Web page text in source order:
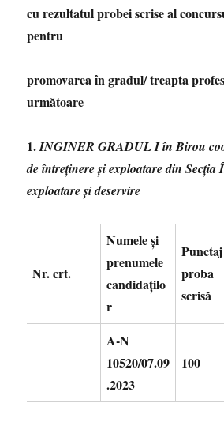
cu rezultatul probei scrise al
pentru
promovarea în gradul/ treapta
următoare
1.INGINER GRADUL I în Birou
de întreținere și exploatare din Secția
exploatare și deservire
Nr.crt.
Numele și
prenumele
candidaţilo
r
proba
scrisă
A-N
10520/07.09
.2023
100